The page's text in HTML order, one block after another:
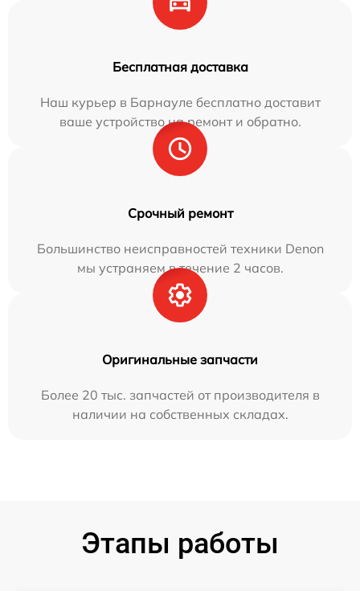
Бесплатная доставка
Наш курьер в Барнауле бесплатно доставит
ваше устройство на ремонт и обратно.
Срочный ремонт
Большинство неисправностей техники Denon
мы устраняем в течение 2 часов.
Оригинальные запчасти
Более 20 тыс. запчастей от производителя в
наличии на собственных складах.
Этапы работы